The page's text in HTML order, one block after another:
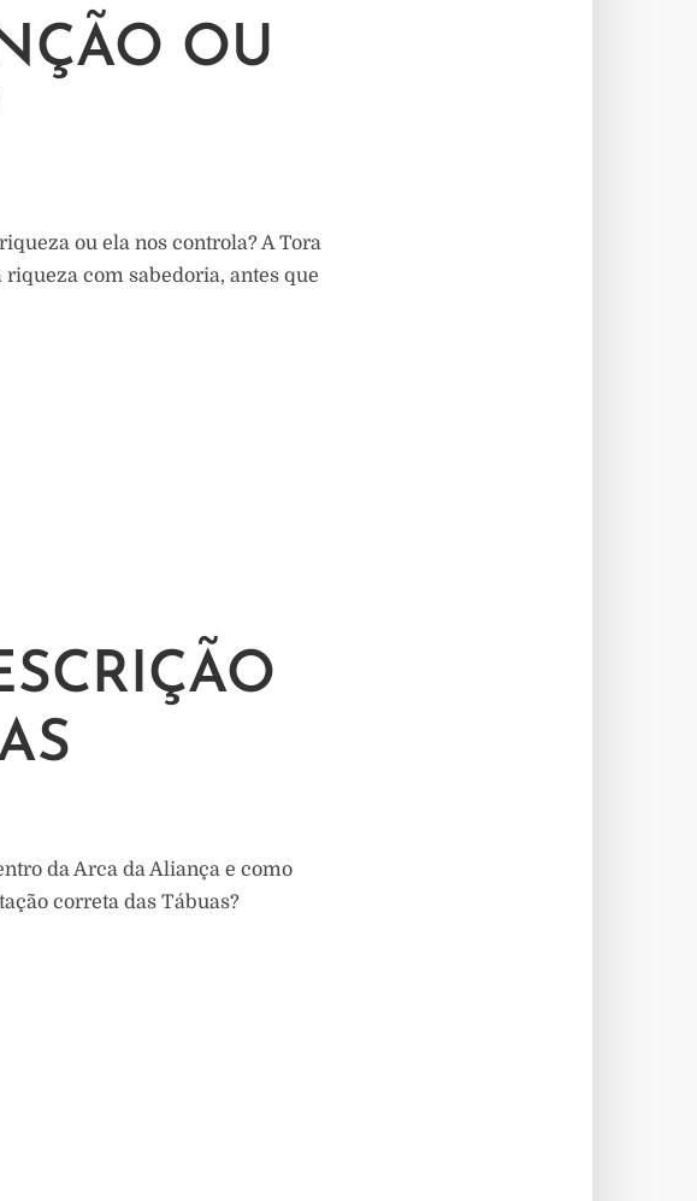
OU
ou ela nos controla? A Tora
riqueza com sabedoria, antes que
da Arca da Aliança e como
correta das Tábuas?